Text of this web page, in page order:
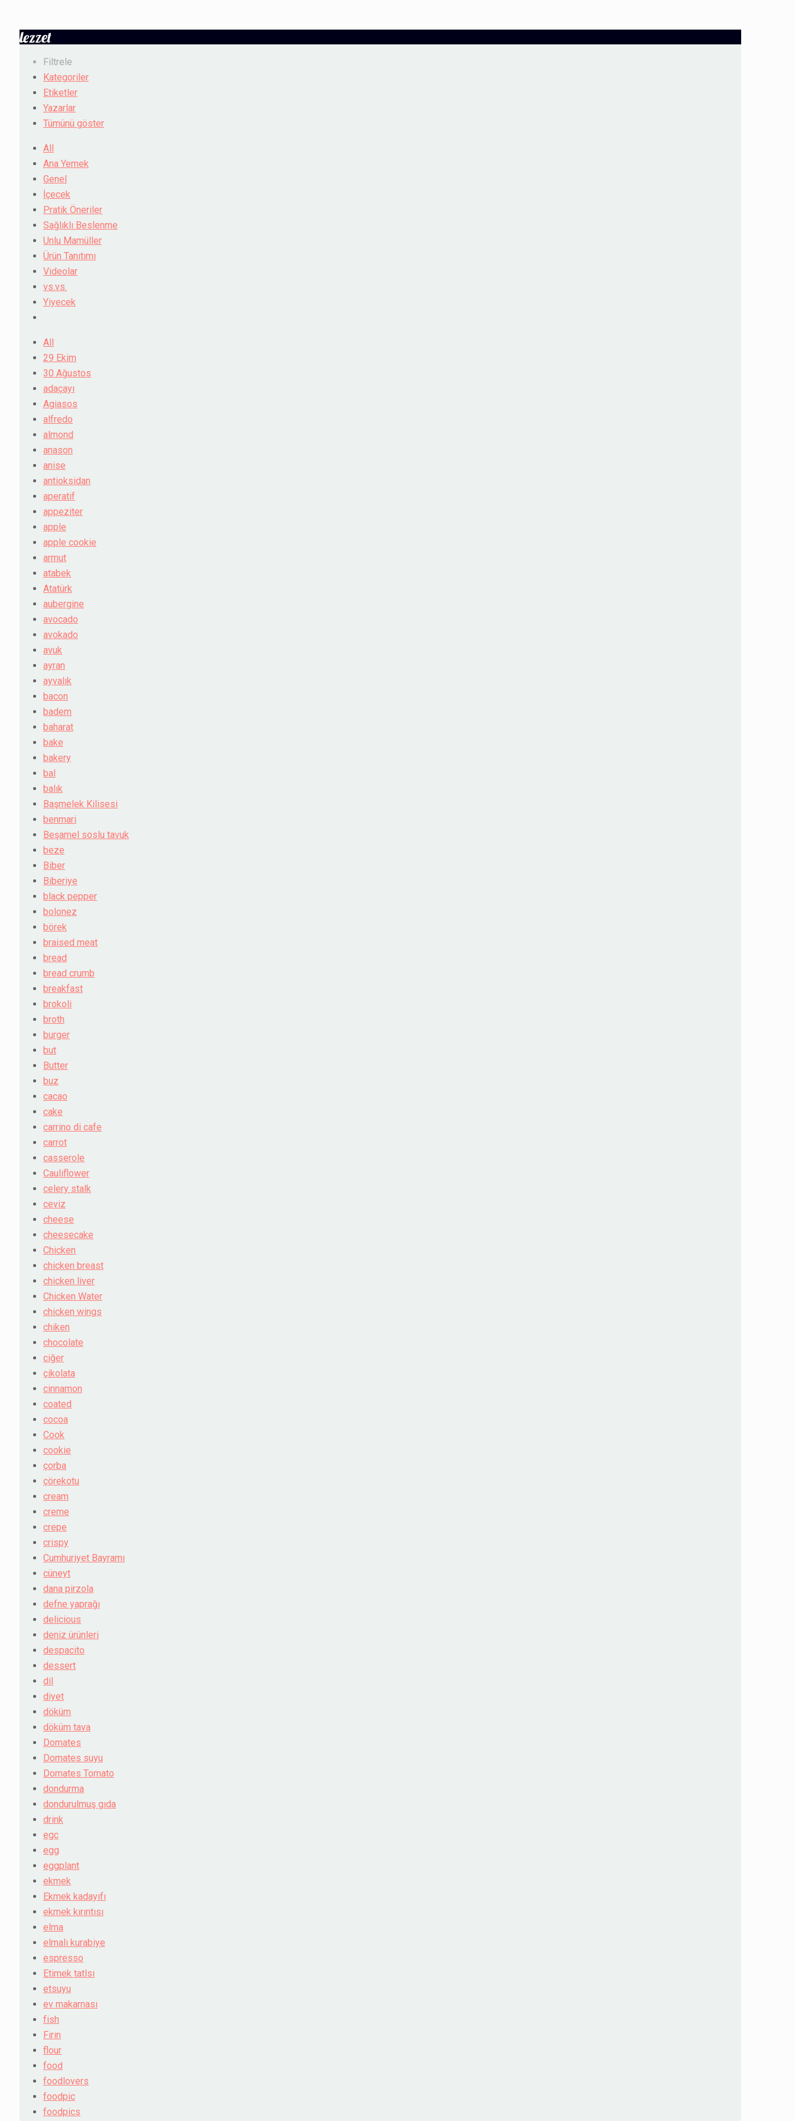
lezzet
Filtrele
Kategoriler
Etiketler
Yazarlar
Tümünü göster
All
Ana Yemek
Genel
İçecek
Pratik Öneriler
Sağlıklı Beslenme
Unlu Mamüller
Ürün Tanıtımı
Videolar
vs.vs.
Yiyecek
All
29 Ekim
30 Ağustos
adaçayı
Agiasos
alfredo
almond
anason
anise
antioksidan
aperatif
appeziter
apple
apple cookie
armut
atabek
Atatürk
aubergine
avocado
avokado
avuk
ayran
ayvalık
bacon
badem
baharat
bake
bakery
bal
balık
Başmelek Kilisesi
benmari
Beşamel soslu tavuk
beze
Biber
Biberiye
black pepper
bolonez
börek
braised meat
bread
bread crumb
breakfast
brokoli
broth
burger
but
Butter
buz
cacao
cake
carrino di cafe
carrot
casserole
Cauliflower
celery stalk
ceviz
cheese
cheesecake
Chicken
chicken breast
chicken liver
Chicken Water
chicken wings
chiken
chocolate
ciğer
çikolata
cinnamon
coated
cocoa
Cook
cookie
çorba
çörekotu
cream
creme
crepe
crispy
Cumhuriyet Bayramı
cüneyt
dana pirzola
defne yaprağı
delicious
deniz ürünleri
despacito
dessert
dil
diyet
döküm
döküm tava
Domates
Domates suyu
Domates Tomato
dondurma
dondurulmuş gıda
drink
egc
egg
eggplant
ekmek
Ekmek kadayıfı
ekmek kırıntısı
elma
elmalı kurabiye
espresso
Etimek tatlsı
etsuyu
ev makarnası
fish
Fırın
flour
food
foodlovers
foodpic
foodpics